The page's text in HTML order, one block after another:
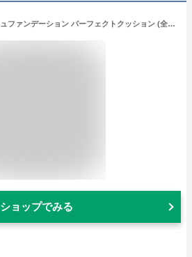
ラスターフィニッシュファンデーション パーフェクトクッション (全3色) レフィル＋ケース/レフィル 【アテニア 公式】[ 化粧品 ファンデーション クッションファンデーション SPF50+ クッションファンデ ファンデ ツヤ肌 ツヤ カバー力 リフィル メイクアップ ]
ショップでみる